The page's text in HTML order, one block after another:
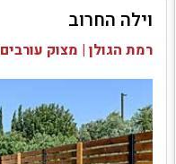
בדיקת זמינות ומחירים
וילה החרוב
רמת הגולן | מצוק עורבים